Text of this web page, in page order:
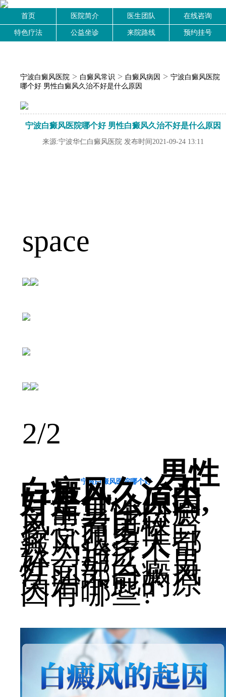
首页 医院简介 医生团队 在线咨询
特色疗法 公益坐诊 来院路线 预约挂号
宁波白癜风医院 > 白癜风常识 > 白癜风病因 > 宁波白癜风医院
哪个好 男性白癜风久治不好是什么原因
宁波白癜风医院哪个好 男性白癜风久治不好是什么原因
来源:宁波华仁白癜风医院 发布时间2021-09-24 13:11
space
2/2
宁波白癜风医院哪个好男性
白癜风久治不
好是什么原因,
目前男性白癜
风患者比较
多，而男性白
癜风很多人都
认为治疗不
好。那么，男
性面部白癜风
久治不愈的原
因有哪些?